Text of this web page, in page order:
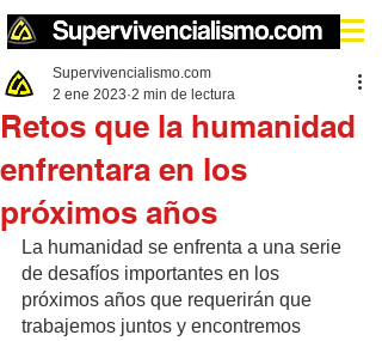
Retos que la humanidad
enfrentara en los
próximos años
Supervivencialismo.com
2 ene 2023 2 min de lectura
La humanidad se enfrenta a una serie
de desafíos importantes en los
próximos años que requerirán que
trabajemos juntos y encontremos